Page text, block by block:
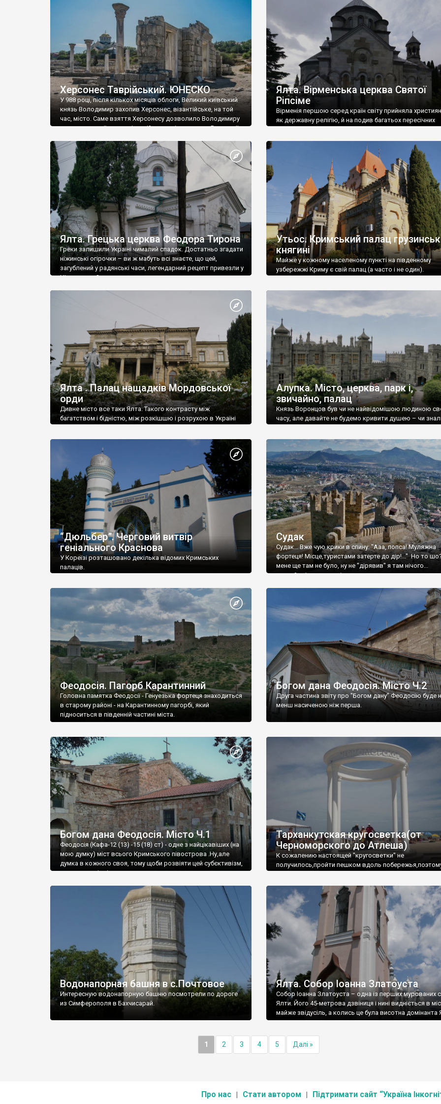
візантійської доби. Раритети викрадені з фондів об’єкту
культурної спадщини ЮНЕСКО «Херсонеса Таврійського».
Офіційно – на виставку «Золото Візантії», але експерти та
влада в Україні вважають це лише […]
називаються «повстяками» (postaki)…” “Вино. Крим
виробляє відмінне вино і його вдосталь: воно все
легке біле і дуже […]
Херсонес Таврійський. ЮНЕСКО
У 988 році, після кількох місяців облоги, Великий київський
князь Володимир захопив Херсонес, візантійське, на той
час, місто. Саме взяття Херсонесу дозволило Володимиру
диктувати свої умови візантійському імператору Василю ІІ,
Херсонесі Володимир-язичник, став Василем-
християнином. А потім було Хрещення Русі. На честь
Херсонесу Таврійського названо місто […]
Ялта. Вірменська церква Святої
Ріпсіме
Вірменія першою серед країн світу прийняла
як державну релігію, й на подив багатьох пересічних
Ялта. Грецька церква Феодора Тирона
Греки залишили Україні чималий спадок. Достатньо згадати
ніжинські огірочки – ви ж мабуть всі знаєте, що цей,
загублений у радянські часи, легендарний рецепт привезли у
Ніжин греки?
Утьос. Кримський палац
княгині
Майже у кожному населеному пункті на південному
узбережжі Криму є свій палац (а часто і не один).
Ялта . Палац нащадків Мордовської
орди
Дивне місто все таки Ялта. Такого контрасту між
багатством і бідністю, між розкішшю і розрухою в Україні
Алупка. Місто, церква, парк і,
звичайно, палац
Князь Воронцов був чи не найвідомішою людиною
часу, але давайте не будемо кривити душею – чи
“Дюльбер”. Черговий витвір
геніального Краснова
У Кореїзі розташовано декілька відомих Кримських
палаців.
Судак
Судак... Вже чую крики в спину: "Ааа, попса! Муляжна
фортеця! Місце,туристами затерте до дір!..." Но то
мене ще там не було, ну не "дірявив" я там нічого...
принаймні до цього літа.
Феодосія. Пагорб Карантинний
Головна памятка Феодосії - Генуезька фортеця знаходиться
в старому районі - на Карантинному пагорбі, який
підноситься в південній частині міста.
Богом дана Феодосія. Місто Ч.2
Друга частина звіту про "Богом дану" Феодосію буде
менш насиченою ніж перша.
Богом дана Феодосія. Місто Ч.1
Феодосія (Кафа-12 (13) -15 (18) ст) - одне з найцікавіших (на
мою думку) міст всього Кримського півострова .Ну,але
думка в кожного своя, тому щоби розвіяти цей субєктивізм,
запрошую відвідати це
Тарханкутская кругосветка(от
Черноморского до Атлеша)
К сожалению настоящей "кругосветки" не
получилось,пройти пешком вдоль
Водонапорная башня в с.Почтовое
Интересную водонапорную башню посмотрели по дороге
из Симферополя в Бахчисарай.
Ялта. Собор Іоанна Златоуста
Собор Іоанна Златоуста – одна із перших мурованих
Ялти. Його 45-метрова дзвіниця і нині видніється в
майже звідусіль, а колись це була висотна домінанта
1 2 3 4 5 Далі »
Про нас Стати автором Підтримати сайт “Україна